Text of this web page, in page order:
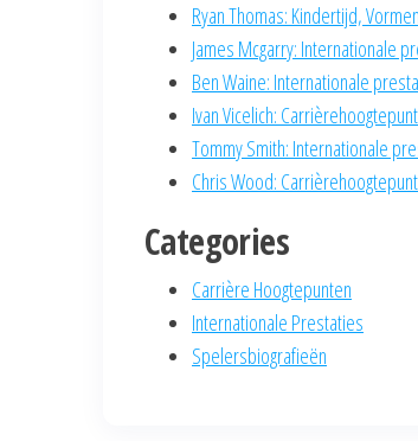
Ryan Thomas: Kindertijd,
James Mcgarry: Internationale
Ben Waine: Internationale
Ivan Vicelich:
Tommy Smith: Internationale
Chris Wood:
Categories
Carrière Hoogtepunten
Internationale Prestaties
Spelersbiografieën